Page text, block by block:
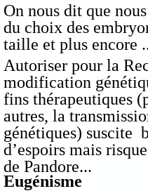
Autoriser pour la
modification
fins thérapeutiques
autres, la
génétiques) suscite
d’espoirs mais
de Pandore...
Eugénisme
On nous dit que
du choix des
taille et plus encore